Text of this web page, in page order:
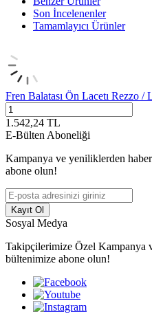
Son İncelenenler
Tamamlayıcı Ürünler
Fren Balatası Ön Lacetı Rezzo /
1.542,24 TL
E-Bülten Aboneliği
Kampanya ve yeniliklerden
abone olun!
Kayıt Ol
Sosyal Medya
Takipçilerimize Özel Kampanya
bültenimize abone olun!